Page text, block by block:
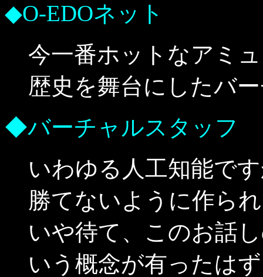
◆O-EDOネット
今一番ホットなアミ
歴史を舞台にしたバ
◆バーチャルスタッフ
いわゆる人工知能で
勝てないように作ら
いや待て、このお話
いう概念が有ったは